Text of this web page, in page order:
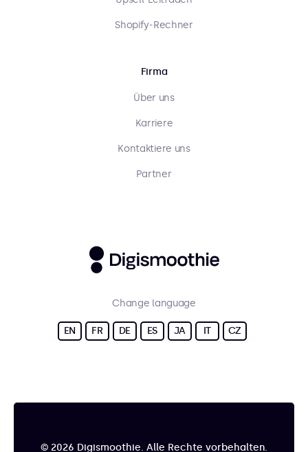
Shopify-Rechner
Firma
Über uns
Karriere
Kontaktiere uns
Partner
Change language
EN FR DE ES JA IT CZ
© 2026 Digismoothie. Alle Rechte vorbehalten.